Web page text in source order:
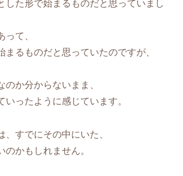
した形で始まるものだと思っていまし
って、
まるものだと思っていたのですが、
のか分からないまま、
いったように感じています。
、すでにその中にいた、
のかもしれません。